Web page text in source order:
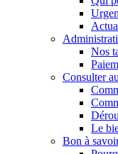
Nos
Consulter
Le
Bon à